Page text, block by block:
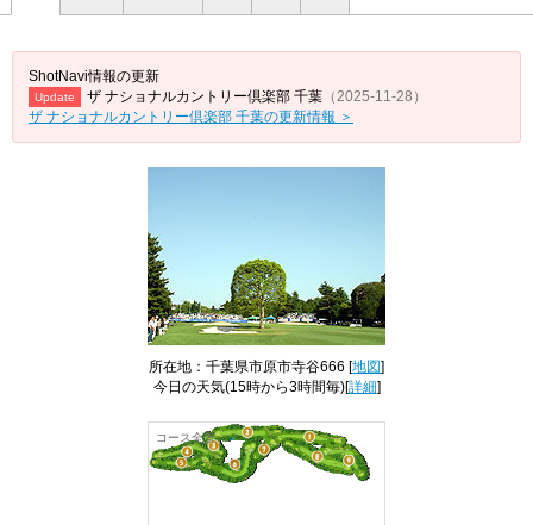
ShotNavi情報の更新
Update ザ ナショナルカントリー倶楽部 千葉 （2025-11-28）
ザ ナショナルカントリー倶楽部 千葉の更新情報 ＞
所在地：千葉県市原市寺谷666 [地図]
今日の天気(15時から3時間毎)[詳細]
コース全景